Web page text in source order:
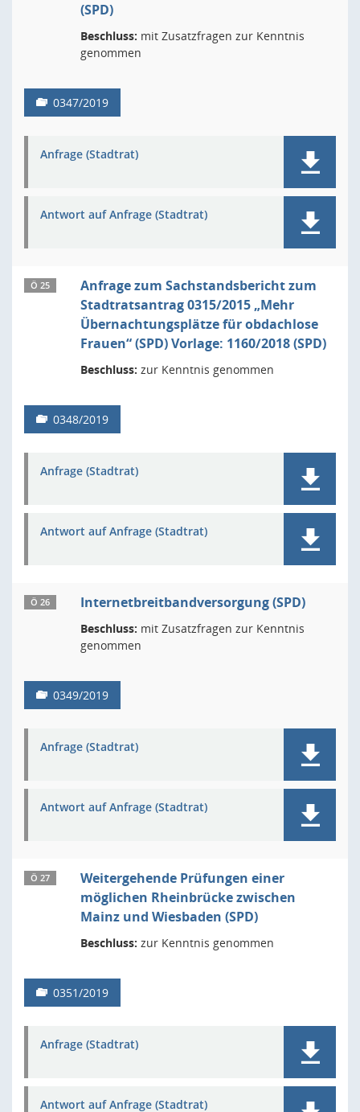
(SPD)
Beschluss: mit Zusatzfragen zur Kenntnis
genommen
0347/2019
Anfrage (Stadtrat)
Antwort auf Anfrage (Stadtrat)
Ö 25
Anfrage zum Sachstandsbericht zum
Stadtratsantrag 0315/2015 „Mehr
Übernachtungsplätze für obdachlose
Frauen“ (SPD) Vorlage: 1160/2018 (SPD)
Beschluss: zur Kenntnis genommen
0348/2019
Anfrage (Stadtrat)
Antwort auf Anfrage (Stadtrat)
Ö 26 Internetbreitbandversorgung (SPD)
Beschluss: mit Zusatzfragen zur Kenntnis
genommen
0349/2019
Anfrage (Stadtrat)
Antwort auf Anfrage (Stadtrat)
Ö 27
Weitergehende Prüfungen einer
möglichen Rheinbrücke zwischen
Mainz und Wiesbaden (SPD)
Beschluss: zur Kenntnis genommen
0351/2019
Anfrage (Stadtrat)
Antwort auf Anfrage (Stadtrat)